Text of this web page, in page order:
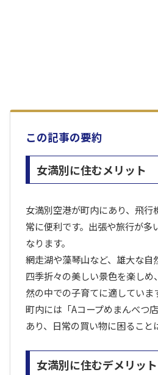
この記事の要約
女満別に住むメリット
女満別空港が町内にあり、飛行
常に便利です。出張や旅行が多
なります。
網走湖や藻琴山など、雄大な自
四季折々の美しい景色を楽しめ
然の中での子育てに適していま
町内には「Aコープめまんべつ
あり、日常の買い物に困ること
女満別に住むデメリット